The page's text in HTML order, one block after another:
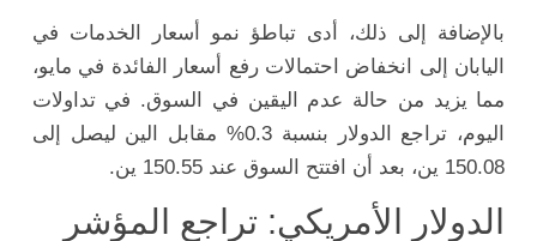
بالإضافة إلى ذلك، أدى تباطؤ نمو أسعار الخدمات في
اليابان إلى انخفاض احتمالات رفع أسعار الفائدة في مايو،
مما يزيد من حالة عدم اليقين في السوق. في تداولات
اليوم، تراجع الدولار بنسبة 0.3% مقابل الين ليصل إلى
150.08 ين، بعد أن افتتح السوق عند 150.55 ين.
الدولار الأمريكي: تراجع المؤشر